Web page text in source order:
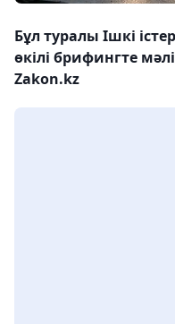
Бұл туралы Ішкі
өкілі брифингте
Zakon.kz